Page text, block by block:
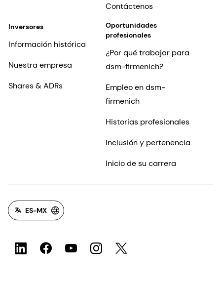
Contáctenos
Inversores
Información histórica
Nuestra empresa
Shares & ADRs
Oportunidades
profesionales
¿Por qué trabajar para
dsm-firmenich?
Empleo en dsm-
firmenich
Historias profesionales
Inclusión y pertenencia
Inicio de su carrera
ES-MX